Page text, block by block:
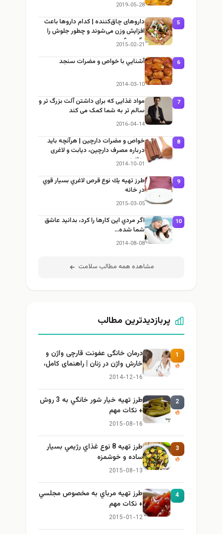
2019-05-28
5
داروهای چاق‌کننده | کدام داروها باعث
افزایش وزن می‌شوند و چطور جلوش را
بگیریم؟
2015-02-21
6 آشنايي با خواص و مضرات سنجد
2014-03-10
7
مواد غذایی که برای داشتن آلت بزرگ تر و
سالم تر به شما کمک می کند
2016-04-14
8
خواص و مضرات دارچین | هرآنچه باید
درباره مصرف دارچین، دیابت و لاغری
بدانید
2014-10-01
9
طرز تهيه يك نوع قرص لاغري بسيار قوي
در خانه
2015-03-05
10
اگر مردي اين كارها را كرد، بدانيد عاشق
شما شده…
2014-08-08
مشاهده همه مطالب سلامت
پربازدیدترین مطالب
1
درمان خانگی عفونت قارچی واژن و
خارش واژن در زنان | راهنمای کامل،
ایمن و کاربردی
2014-12-16
2
طرز تهيه خیار شور خانگي به 3 روش
+ نكات مهم
2015-08-16
3
طرز تهيه 8 نوع غذاي رژيمي بسيار
ساده و خوشمزه
2015-08-13
4
طرز تهيه مرباي به مخصوص مجلسي
+ نكات مهم
2015-01-12